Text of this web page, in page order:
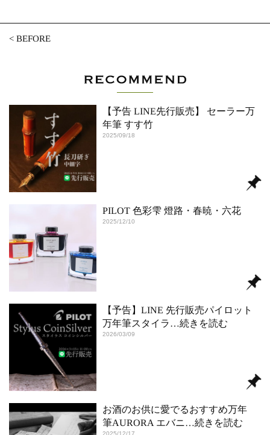
<BEFORE
【予告 LINE先行販売】 セーラー万
年筆 すす竹
2025/09/18
PILOT 色彩雫 燈路・春暁・六花
2025/12/10
【予告】LINE 先行販売パイロット
万年筆スタイラ …続きを読む
2026/03/09
お酒のお供に愛でるおすすめ万年
筆AURORA エバニ…続きを読む
2025/12/17